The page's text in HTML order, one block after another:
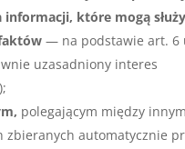
informacji, które mogą
— na podstawie art. 6
uzasadniony interes
polegającym między
zbieranych automatycznie